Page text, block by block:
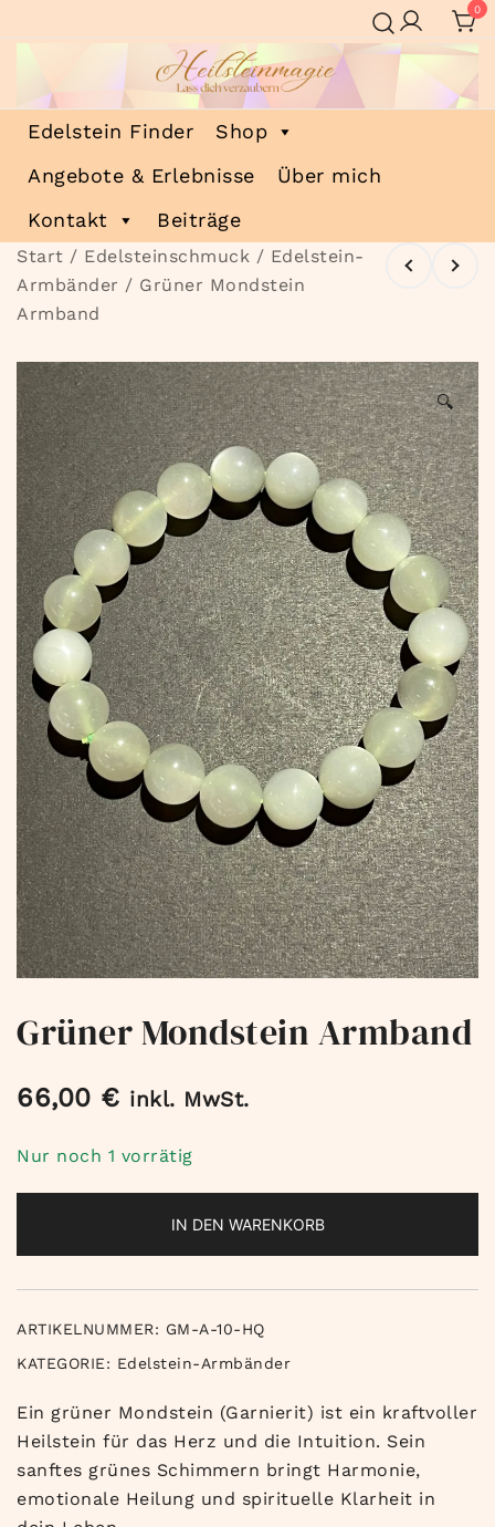
Inhalt
0
Heilsteinmagie
Lass dich verzaubern
Edelstein Finder
Shop
Angebote & Erlebnisse
Über mich
Kontakt
Beiträge
Start / Edelsteinschmuck / Edelstein-
Armbänder / Grüner Mondstein
Armband
🔍
Grüner Mondstein Armband
66,00 € inkl. MwSt.
Nur noch 1 vorrätig
IN DEN WARENKORB
ARTIKELNUMMER: GM-A-10-HQ
KATEGORIE: Edelstein-Armbänder
Ein grüner Mondstein (Garnierit) ist ein kraftvoller
Heilstein für das Herz und die Intuition. Sein
sanftes grünes Schimmern bringt Harmonie,
emotionale Heilung und spirituelle Klarheit in